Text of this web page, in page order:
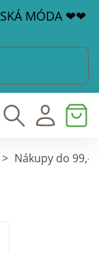
MÓDA ❤❤
> Nákupy do 99,-